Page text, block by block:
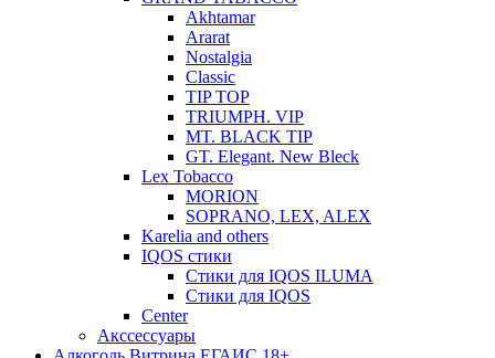
Akhtamar
Ararat
Nostalgia
Classic
TIP TOP
TRIUMPH. VIP
MT. BLACK TIP
GT. Elegant. New Bleck
Lex Tobacco
MORION
SOPRANO, LEX, ALEX
Karelia and others
IQOS стики
Стики для IQOS ILUMA
Стики для IQOS
Сenter
Акссессуары